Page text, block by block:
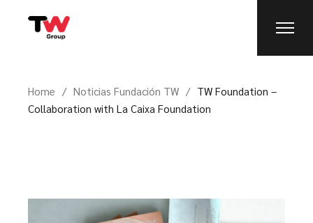
Home Noticias Fundación TW
TW Foundation –
Collaboration with La Caixa Foundation